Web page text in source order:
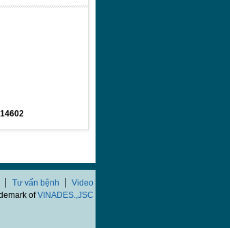
Tư vấn bệnh
Video
ofVINADES.,JSC